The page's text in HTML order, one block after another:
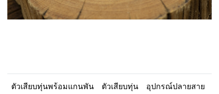
ตัวเสียบทุ่นพร้อมแกนพัน ตัวเสียบทุ่น
อุปกรณ์ปลายสาย